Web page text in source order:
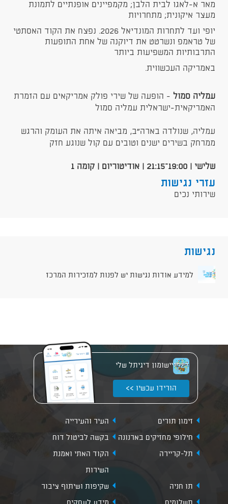
מאר א-לאגו לבית הלבן; מקמפיינים אופנתיים לתמונת
מעצר איקונית; מתחרויות
יופי ועד לתחרות המונדיאל 2026. נפצח את הקוד האסתטי
של טראמפ ונשרטט את דיוקנה של אחת התופעות
התרבותיות המשפיעות ביותר
באמריקה העכשווית.
עמליה סמול - הופעה של שירי פולק אמריקאים עם הזמרת
האמריקאית-ישראלית עמליה סמול
עמליה, שנולדה בארה״ב, מביאה איתה את העומק והרגש
ממרחק בשירים ישנים וטובים עם קול שנוגע חזק
שלישי | 19:00–21:15 | אודיטוריום | קומה 1
עזרי נגישות
שירותי נכים
נגישות
למידע אודות נגישות יש לפנות למזכירות המרכז
יישומון דיגיתל שלי
הורידו עכשיו >>
זימון תורים
העיר והעירייה
חילופי מחזיקים בארנונה
בקשה לביטול דוח
תל-קריירה
הקוד האתי ואמנת
השירות
תו חניה
שקיפות ושיתוף ציבור